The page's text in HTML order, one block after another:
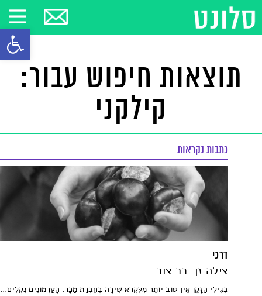
פתח
תוצאות חיפוש עבור:
קילקני
כתבות נקראות
דרכי
צילה זן-בר צור
בְּגִילִי הַזָּקֵן אֵין טוֹב יוֹתֵר מִלִּקְרֹא שִׁירָה בְּחֶבְרַת מַכָּר. הָעַרְמוֹנִים נִקְלִים...